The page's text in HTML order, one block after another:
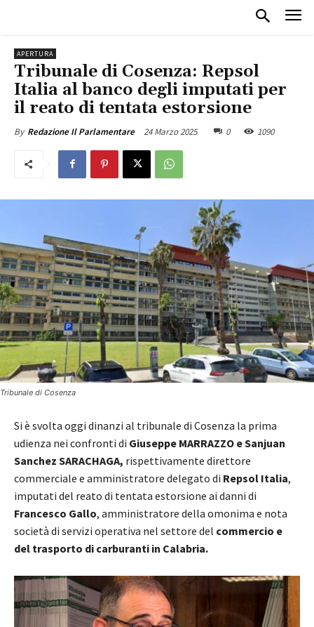
APERTURA
Tribunale di Cosenza: Repsol
Italia al banco degli imputati per
il reato di tentata estorsione
By Redazione Il Parlamentare 24 Marzo 2025 0 1090
Tribunale di Cosenza
Si è svolta oggi dinanzi al tribunale di Cosenza la prima
udienza nei confronti di Giuseppe MARRAZZO e Sanjuan
Sanchez SARACHAGA, rispettivamente direttore
commerciale e amministratore delegato di Repsol Italia,
imputati del reato di tentata estorsione ai danni di
Francesco Gallo, amministratore della omonima e nota
società di servizi operativa nel settore del commercio e
del trasporto di carburanti in Calabria.